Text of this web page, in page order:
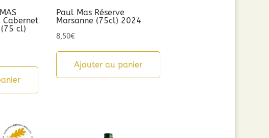
Cabernet
cl)
Paul Mas Réserve
Marsanne (75cl) 2024
8,50€
Ajouter au panier